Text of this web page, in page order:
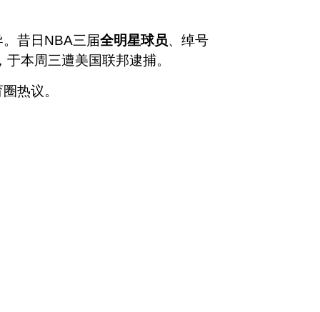
昔日NBA三届全明星球员、绰号
本周三遭美国联邦逮捕。
热议。